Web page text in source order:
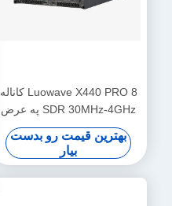
Luowave X440 PRO 8 کاناله
SDR 30MHz-4GHz په عرض
1.6GHz USRP
بهترین قیمت رو بدست
بیار